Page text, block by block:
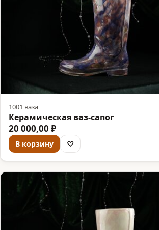
1001 ваза
Керамическая ваз-сапог
20 000,00 ₽
В корзину ♡